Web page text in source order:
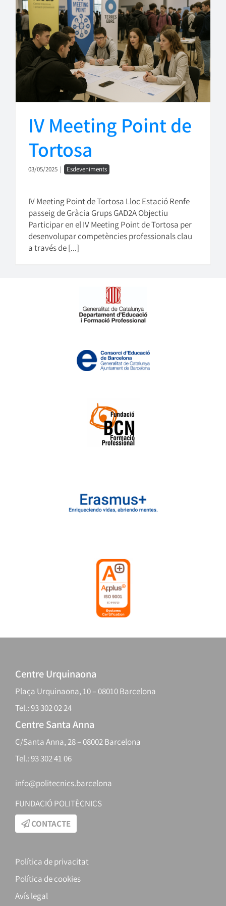
IV Meeting Point de
Tortosa
03/05/2025 | Esdeveniments
IV Meeting Point de Tortosa Lloc Estació Renfe
passeig de Gràcia Grups GAD2A Objectiu
Participar en el IV Meeting Point de Tortosa per
desenvolupar competències professionals clau
a través de [...]
Centre Urquinaona
Plaça Urquinaona, 10 – 08010 Barcelona
Tel.: 93 302 02 24
Centre Santa Anna
C/Santa Anna, 28 – 08002 Barcelona
Tel.: 93 302 41 06
info@politecnics.barcelona
FUNDACIÓ POLITÈCNICS
CONTACTE
Política de privacitat
Política de cookies
Avís legal